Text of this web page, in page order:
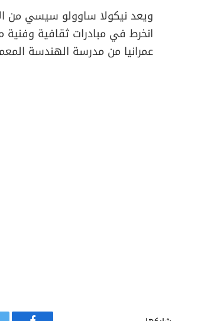
ويعد نيكولا ساوولو سيسي من
انخرط في مبادرات ثقافية وفنية
عمرانيا من مدرسة الهندسة